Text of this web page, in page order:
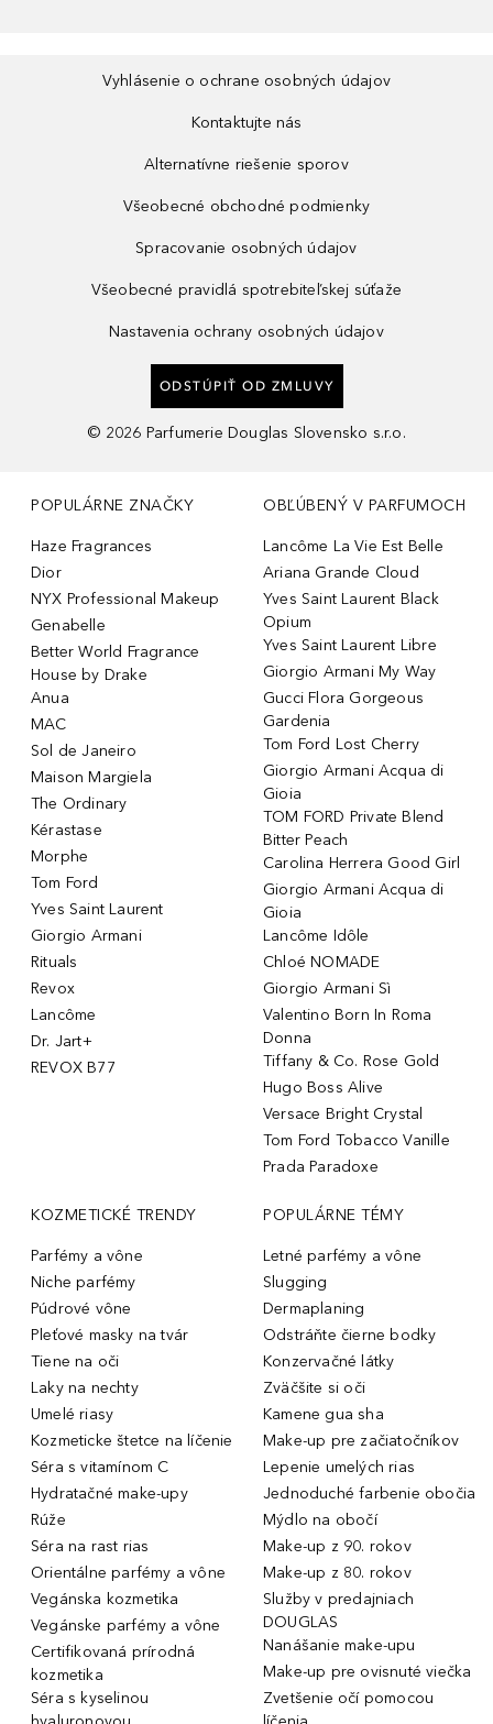
Vyhlásenie o ochrane osobných údajov
Kontaktujte nás
Alternatívne riešenie sporov
Všeobecné obchodné podmienky
Spracovanie osobných údajov
Všeobecné pravidlá spotrebiteľskej súťaže
Nastavenia ochrany osobných údajov
ODSTÚPIŤ OD ZMLUVY
© 2026 Parfumerie Douglas Slovensko s.r.o.
POPULÁRNE ZNAČKY
Haze Fragrances
Dior
NYX Professional Makeup
Genabelle
Better World Fragrance
House by Drake
Anua
MAC
Sol de Janeiro
Maison Margiela
The Ordinary
Kérastase
Morphe
Tom Ford
Yves Saint Laurent
Giorgio Armani
Rituals
Revox
Lancôme
Dr. Jart+
REVOX B77
OBĽÚBENÝ V PARFUMOCH
Lancôme La Vie Est Belle
Ariana Grande Cloud
Yves Saint Laurent Black
Opium
Yves Saint Laurent Libre
Giorgio Armani My Way
Gucci Flora Gorgeous
Gardenia
Tom Ford Lost Cherry
Giorgio Armani Acqua di
Gioia
TOM FORD Private Blend
Bitter Peach
Carolina Herrera Good Girl
Giorgio Armani Acqua di
Gioia
Lancôme Idôle
Chloé NOMADE
Giorgio Armani Sì
Valentino Born In Roma
Donna
Tiffany & Co. Rose Gold
Hugo Boss Alive
Versace Bright Crystal
Tom Ford Tobacco Vanille
Prada Paradoxe
KOZMETICKÉ TRENDY
Parfémy a vône
Niche parfémy
Púdrové vône
Pleťové masky na tvár
Tiene na oči
Laky na nechty
Umelé riasy
Kozmeticke štetce na líčenie
Séra s vitamínom C
Hydratačné make-upy
Rúže
Séra na rast rias
Orientálne parfémy a vône
Vegánska kozmetika
Vegánske parfémy a vône
Certifikovaná prírodná
kozmetika
Séra s kyselinou
POPULÁRNE TÉMY
Letné parfémy a vône
Slugging
Dermaplaning
Odstráňte čierne bodky
Konzervačné látky
Zväčšite si oči
Kamene gua sha
Make-up pre začiatočníkov
Lepenie umelých rias
Jednoduché farbenie obočia
Mýdlo na obočí
Make-up z 90. rokov
Make-up z 80. rokov
Služby v predajniach
DOUGLAS
Nanášanie make-upu
Make-up pre ovisnuté viečka
Zvetšenie očí pomocou